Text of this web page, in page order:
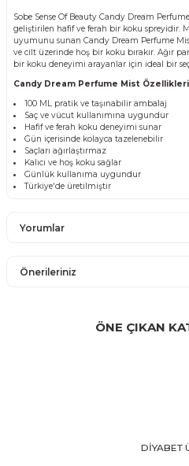
Sobe Sense Of Beauty Candy Dream
geliştirilen hafif ve ferah bir koku spreyidir.
uyumunu sunan Candy Dream Perfume
ve cilt üzerinde hoş bir koku bırakır. Ağır
bir koku deneyimi arayanlar için ideal bir
Candy Dream Perfume Mist Özellikleri
100 ML pratik ve taşınabilir ambalaj
Saç ve vücut kullanımına uygundur
Hafif ve ferah koku deneyimi sunar
Gün içerisinde kolayca tazelenebilir
Saçları ağırlaştırmaz
Kalıcı ve hoş koku sağlar
Günlük kullanıma uygundur
Türkiye'de üretilmiştir
Yorumlar
Önerileriniz
konularda yetersiz gördüğünüz
kullanarak tarafımıza iletebilirsiniz.
ÖNE ÇIKAN
DİYABET